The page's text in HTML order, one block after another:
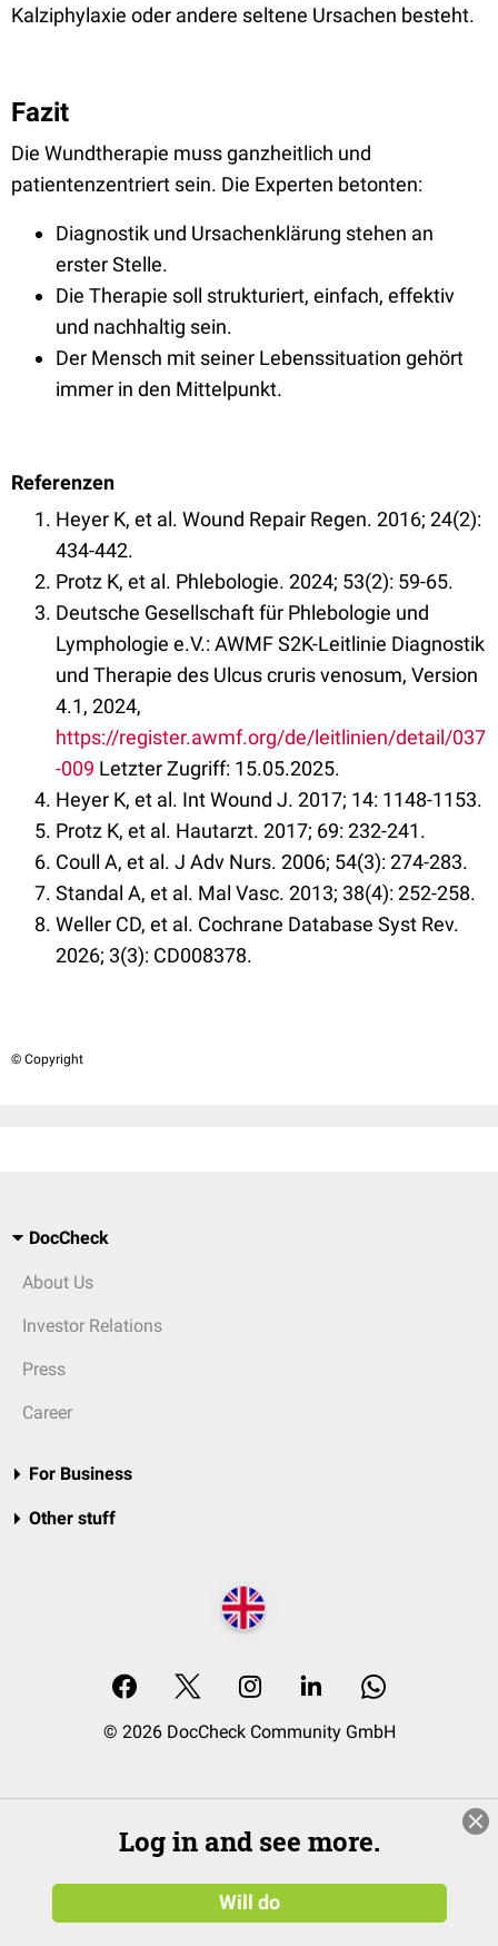
Kalziphylaxie oder andere seltene Ursachen besteht.
Fazit
Die Wundtherapie muss ganzheitlich und
patientenzentriert sein. Die Experten betonten:
Diagnostik und Ursachenklärung stehen an
erster Stelle.
Die Therapie soll strukturiert, einfach, effektiv
und nachhaltig sein.
Der Mensch mit seiner Lebenssituation gehört
immer in den Mittelpunkt.
Referenzen
Heyer K, et al. Wound Repair Regen. 2016; 24(2):
434-442.
Protz K, et al. Phlebologie. 2024; 53(2): 59-65.
Deutsche Gesellschaft für Phlebologie und
Lymphologie e.V.: AWMF S2K-Leitlinie Diagnostik
und Therapie des Ulcus cruris venosum, Version
4.1, 2024,
https://register.awmf.org/de/leitlinien/detail/037
-009 Letzter Zugriff: 15.05.2025.
Heyer K, et al. Int Wound J. 2017; 14: 1148-1153.
Protz K, et al. Hautarzt. 2017; 69: 232-241.
Coull A, et al. J Adv Nurs. 2006; 54(3): 274-283.
Standal A, et al. Mal Vasc. 2013; 38(4): 252-258.
Weller CD, et al. Cochrane Database Syst Rev.
2026; 3(3): CD008378.
© Copyright
DocCheck
About Us
Investor Relations
Press
Career
For Business
Other stuff
© 2026 DocCheck Community GmbH
Log in and see more.
Will do